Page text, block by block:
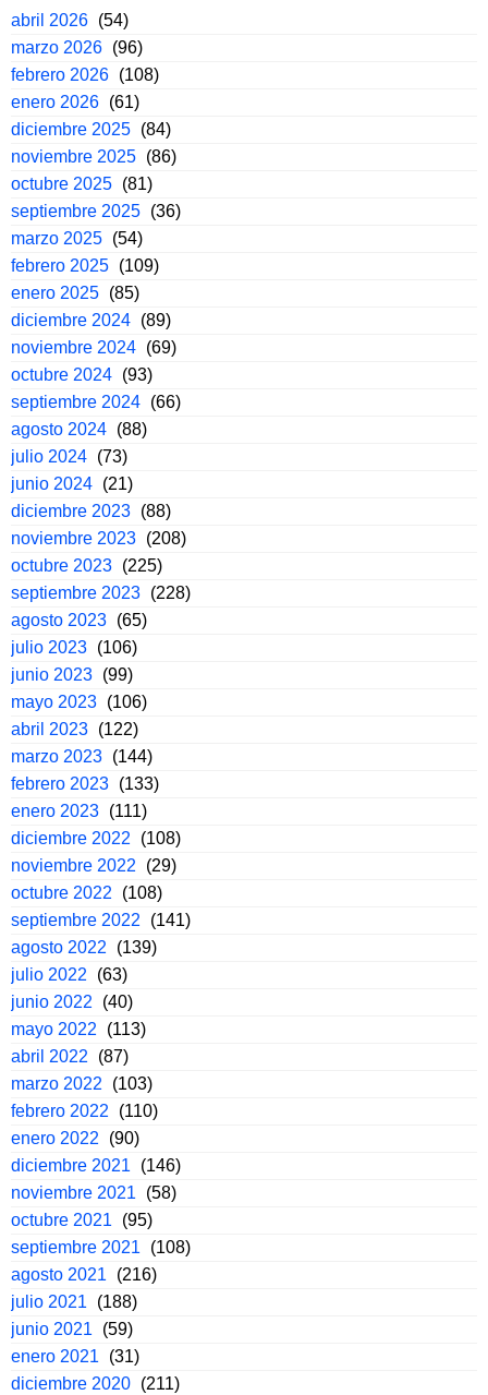
abril 2026 (54)
marzo 2026 (96)
febrero 2026 (108)
enero 2026 (61)
diciembre 2025 (84)
noviembre 2025 (86)
octubre 2025 (81)
septiembre 2025 (36)
marzo 2025 (54)
febrero 2025 (109)
enero 2025 (85)
diciembre 2024 (89)
noviembre 2024 (69)
octubre 2024 (93)
septiembre 2024 (66)
agosto 2024 (88)
julio 2024 (73)
junio 2024 (21)
diciembre 2023 (88)
noviembre 2023 (208)
octubre 2023 (225)
septiembre 2023 (228)
agosto 2023 (65)
julio 2023 (106)
junio 2023 (99)
mayo 2023 (106)
abril 2023 (122)
marzo 2023 (144)
febrero 2023 (133)
enero 2023 (111)
diciembre 2022
(108)
noviembre 2022
(29)
octubre 2022
(108)
septiembre 2022
(141)
agosto 2022
(139)
julio 2022
(63)
junio 2022
(40)
mayo 2022
(113)
abril 2022
(87)
marzo 2022
(103)
febrero 2022
(110)
enero 2022
(90)
diciembre 2021
(146)
noviembre 2021
(58)
octubre 2021
(95)
septiembre 2021
(108)
agosto 2021
(216)
julio 2021
(188)
junio 2021
(59)
enero 2021
(31)
diciembre 2020 (211)